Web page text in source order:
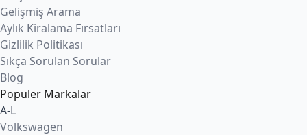
Gelişmiş Arama
Aylık Kiralama Fırsatları
Gizlilik Politikası
Sıkça Sorulan Sorular
Blog
Popüler Markalar
A-L
Volkswagen